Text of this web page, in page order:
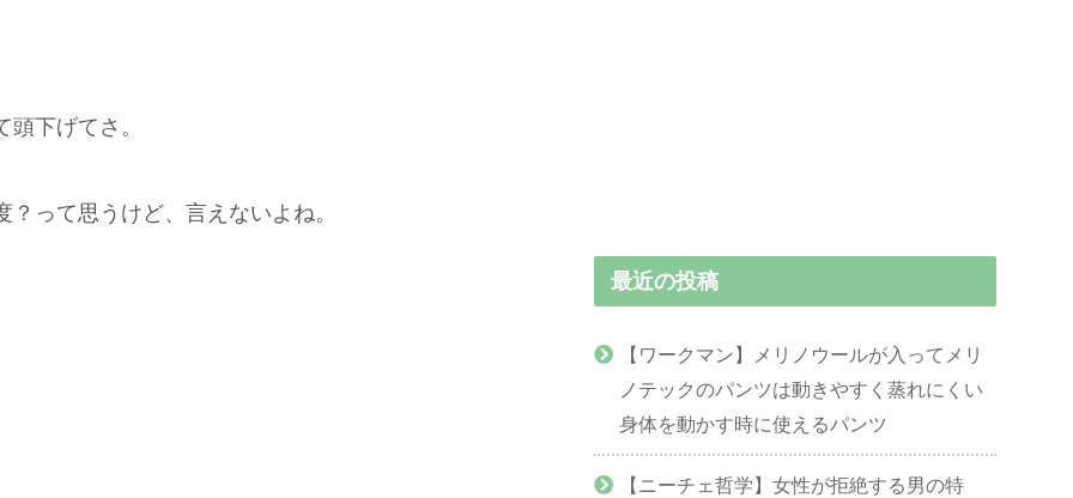
下げてさ。
って思うけど、言えないよね。
最近の投稿
【ワークマン】メリノウールが入ってメリ
ノテックのパンツは動きやすく蒸れにくい
身体を動かす時に使えるパンツ
【ニーチェ哲学】女性が拒絶する男の特